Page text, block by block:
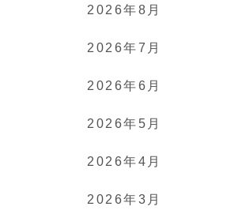
2026年8月
2026年7月
2026年6月
2026年5月
2026年4月
2026年3月